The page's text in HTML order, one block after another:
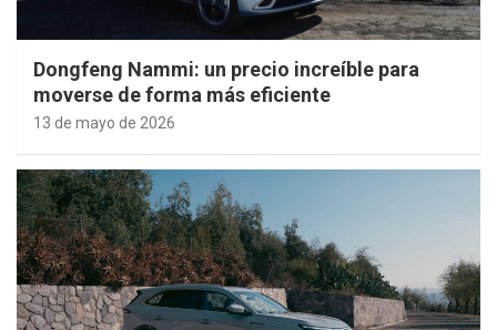
Dongfeng Nammi: un precio increíble para
moverse de forma más eficiente
13 de mayo de 2026